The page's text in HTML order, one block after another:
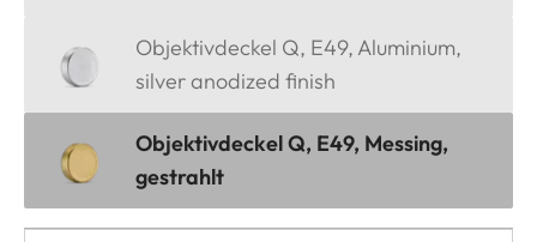
Objektivdeckel Q, E49, Aluminium,
silver anodized finish
Objektivdeckel Q, E49, Messing,
gestrahlt